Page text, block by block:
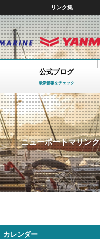
リンク集
公式ブログ
最新情報をチェック
ニューポートマリン
カレンダー